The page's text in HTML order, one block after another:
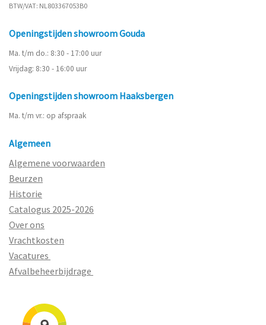
BTW/VAT: NL803367053B0
Openingstijden showroom Gouda
Ma. t/m do.: 8:30 - 17:00 uur
Vrijdag: 8:30 - 16:00 uur
Openingstijden showroom Haaksbergen
Ma. t/m vr.: op afspraak
Algemeen
Algemene voorwaarden
Beurzen
Historie
Catalogus 2025-2026
Over ons
Vrachtkosten
Vacatures
Afvalbeheerbijdrage